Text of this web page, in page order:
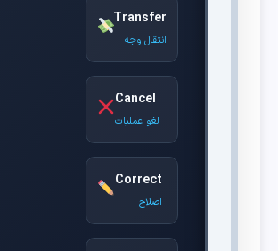
Transfer
انتقال وجه
Cancel
لغو عملیات
Correct
اصلاح